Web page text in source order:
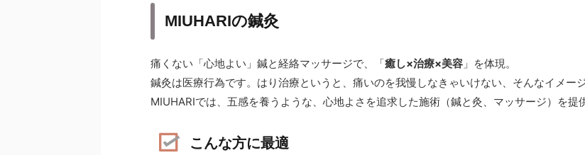
MIUHARIの鍼灸
痛くない「心地よい」鍼と経絡マッサージで、「癒し×治療×美容 」を体現。
鍼灸は医療行為です。はり治療というと、痛いのを我慢しなきゃいけない、そんなイメー
MIUHARIでは、五感を養うような、心地よさを追求した施術（鍼と灸、マッサージ）を提
こんな方に最適